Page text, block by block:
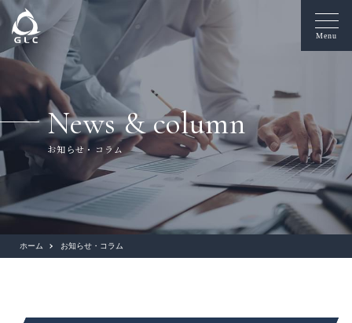
Menu
News & column
お知らせ・コラム
ホーム お知らせ・コラム